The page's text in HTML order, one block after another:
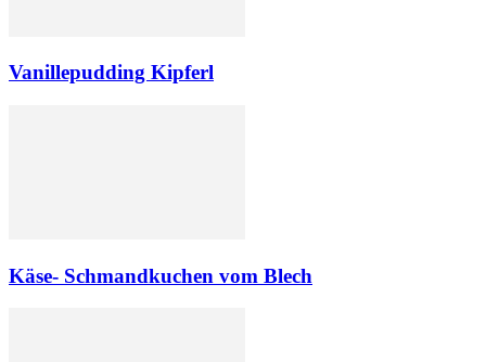
Vanillepudding Kipferl
Käse- Schmandkuchen vom Blech